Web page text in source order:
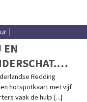
EN
OP DEZE
Redding
hotspotkaart met vijf
vaak de hulp [...]